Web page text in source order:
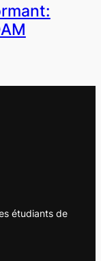
étudiants de